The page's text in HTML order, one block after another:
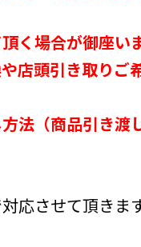
く場合が御座い
店頭引き取りご
法（商品引き渡
応させて頂きます